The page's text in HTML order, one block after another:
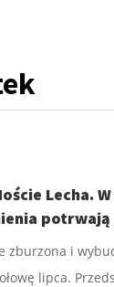
Lecha.
zburzona i
lipca.